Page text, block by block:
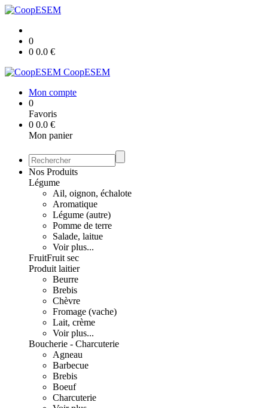
0
0 0.0 €
CoopESEM
Mon compte
0
Favoris
0 0.0 €
Mon panier
Nos Produits
Légume
Ail, oignon, échalote
Aromatique
Légume (autre)
Pomme de terre
Salade, laitue
Voir plus...
FruitFruit sec
Produit laitier
Beurre
Brebis
Chèvre
Fromage (vache)
Lait, crème
Voir plus...
Boucherie - Charcuterie
Agneau
Barbecue
Brebis
Boeuf
Charcuterie